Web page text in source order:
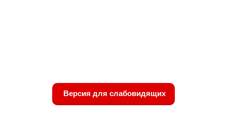
Версия для слабовидящих